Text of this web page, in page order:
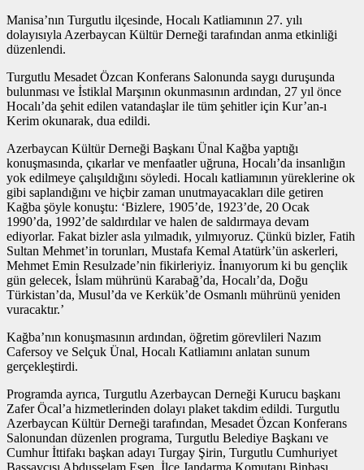
Manisa’nın Turgutlu ilçesinde, Hocalı Katliamının 27. yılı
dolayısıyla Azerbaycan Kültür Derneği tarafından anma etkinliği
düzenlendi.
Turgutlu Mesadet Özcan Konferans Salonunda saygı duruşunda
bulunması ve İstiklal Marşının okunmasının ardından, 27 yıl önce
Hocalı’da şehit edilen vatandaşlar ile tüm şehitler için Kur’an-ı
Kerim okunarak, dua edildi.
Azerbaycan Kültür Derneği Başkanı Ünal Kağba yaptığı
konuşmasında, çıkarlar ve menfaatler uğruna, Hocalı’da insanlığın
yok edilmeye çalışıldığını söyledi. Hocalı katliamının yüreklerine ok
gibi saplandığını ve hiçbir zaman unutmayacakları dile getiren
Kağba şöyle konuştu: ‘Bizlere, 1905’de, 1923’de, 20 Ocak
1990’da, 1992’de saldırdılar ve halen de saldırmaya devam
ediyorlar. Fakat bizler asla yılmadık, yılmıyoruz. Çünkü bizler, Fatih
Sultan Mehmet’in torunları, Mustafa Kemal Atatürk’ün askerleri,
Mehmet Emin Resulzade’nin fikirleriyiz. İnanıyorum ki bu gençlik
gün gelecek, İslam mührünü Karabağ’da, Hocalı’da, Doğu
Türkistan’da, Musul’da ve Kerkük’de Osmanlı mührünü yeniden
vuracaktır.’
Kağba’nın konuşmasının ardından, öğretim görevlileri Nazım
Cafersoy ve Selçuk Ünal, Hocalı Katliamını anlatan sunum
gerçekleştirdi.
Programda ayrıca, Turgutlu Azerbaycan Derneği Kurucu başkanı
Zafer Öcal’a hizmetlerinden dolayı plaket takdim edildi. Turgutlu
Azerbaycan Kültür Derneği tarafından, Mesadet Özcan Konferans
Salonundan düzenlen programa, Turgutlu Belediye Başkanı ve
Cumhur İttifakı başkan adayı Turgay Şirin, Turgutlu Cumhuriyet
Başsavcısı Abdusselam Esen, İlçe Jandarma Komutanı Binbaşı